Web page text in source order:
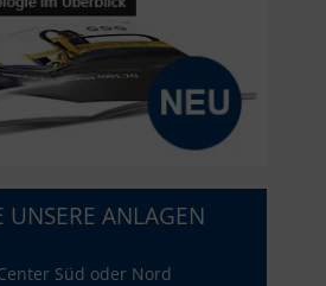
UNSERE ANLAGEN
Süd oder Nord